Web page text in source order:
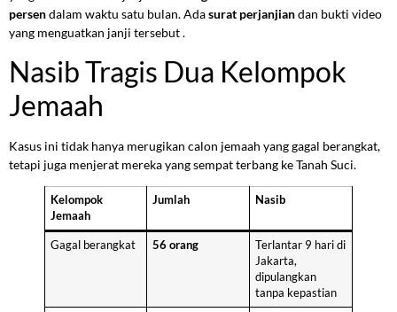
persendalam waktu satu bulan. Adasurat perjanjiandan bukti video
yang menguatkan janji tersebut .
Nasib Tragis Dua Kelompok
Jemaah
Kasus ini tidak hanya merugikan calon jemaah yang gagal berangkat,
tetapi juga menjerat mereka yang sempat terbang ke Tanah Suci.
Kelompok
Jemaah
Jumlah Nasib
Gagal berangkat 56 orang
Terlantar 9 hari di
Jakarta,
dipulangkan
tanpa kepastian